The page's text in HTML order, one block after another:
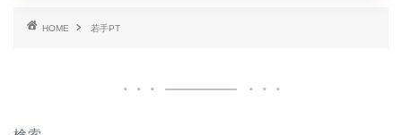
HOME 若手PT